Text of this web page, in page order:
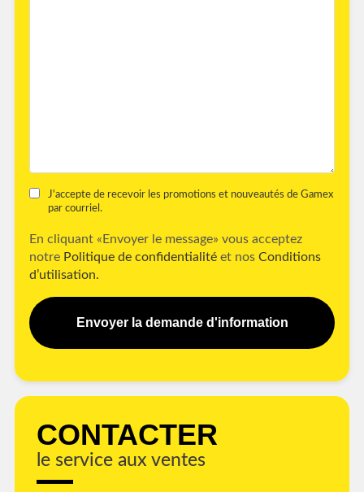
J'accepte de recevoir les promotions et nouveautés de Gamex
par courriel.
En cliquant «Envoyer le message» vous acceptez
notre Politique de confidentialité et nos Conditions
d’utilisation.
Envoyer la demande d'information
CONTACTER
le service aux ventes